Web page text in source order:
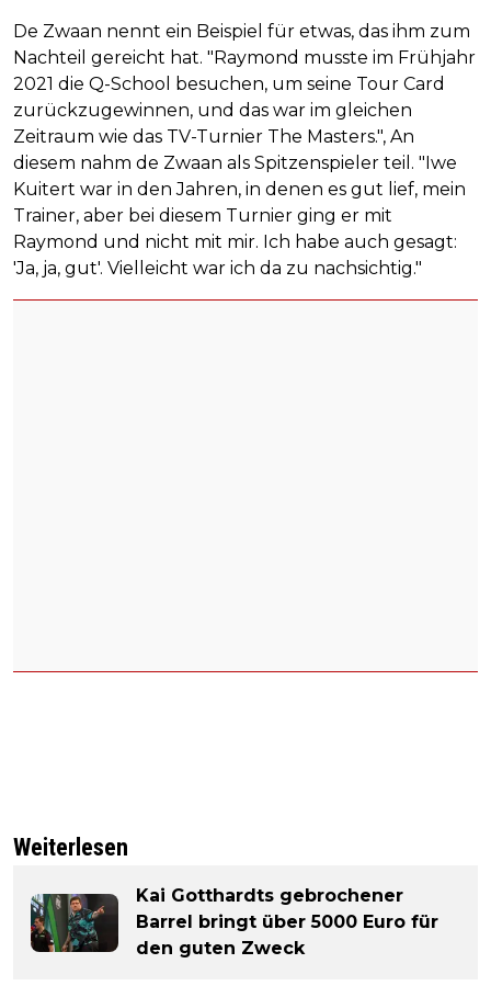
De Zwaan nennt ein Beispiel für etwas, das ihm zum
Nachteil gereicht hat. "Raymond musste im Frühjahr
2021 die Q-School besuchen, um seine Tour Card
zurückzugewinnen, und das war im gleichen
Zeitraum wie das TV-Turnier The Masters.", An
diesem nahm de Zwaan als Spitzenspieler teil. "Iwe
Kuitert war in den Jahren, in denen es gut lief, mein
Trainer, aber bei diesem Turnier ging er mit
Raymond und nicht mit mir. Ich habe auch gesagt:
'Ja, ja, gut'. Vielleicht war ich da zu nachsichtig."
Weiterlesen
Kai Gotthardts gebrochener
Barrel bringt über 5000 Euro für
den guten Zweck